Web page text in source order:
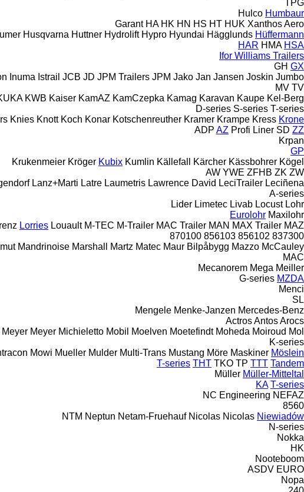
TPG
Hulco Humbaur
Garant HA HK HN HS HT HUK Xanthos Aero
Husqvarna Huttner Hydrolift Hypro Hyundai Hägglunds Hüffermann
HAR HMA HSA
Ifor Williams Trailers
GH GX
Inuma Istrail JCB JD JPM Trailers JPM Jako Jan Jansen Joskin Jumbo
MV TV
KWB Kaiser KamAZ KamCzepka Kamag Karavan Kaupe Kel-Berg
D-series S-series T-series
Knies Knott Koch Konar Kotschenreuther Kramer Krampe Kress Krone
ADP AZ Profi Liner SD ZZ
Krpan
GP
Krukenmeier Kröger Kubix Kumlin Källefall Kärcher Kässbohrer Kögel
AW YWE ZFHB ZK ZW
Lanz+Marti Latre Laumetris Lawrence David LeciTrailer Leciñena
A-series
Lider Limetec Livab Locust Lohr
Eurolohr Maxilohr
Lorries Louault M-TEC M-Trailer MAC Trailer MAN MAX Trailer MAZ
837300
856102
856103
870100
Mandrinoise Marshall Martz Matec Maur Bilpåbygg Mazzo McCauley
MAC
Mecanorem Mega Meiller
G-series MZDA
Menci
SL
Mengele Menke-Janzen Mercedes-Benz
ActrosAntosArocs
Meyer Meyer Michieletto Mobil Moelven Moetefindt Moheda Moiroud Mol
K-series
Mowi Mueller Mulder Multi-Trans Mustang Möre Maskiner Möslein
T-series THT TKO TP TTT Tandem
Müller Müller-Mitteltal
KA T-series
NC Engineering NEFAZ
8560
NTM Neptun Netam-Fruehauf Nicolas Nicolas Niewiadów
N-series
Nokka
HK
Nooteboom
ASDV EURO
Nopa